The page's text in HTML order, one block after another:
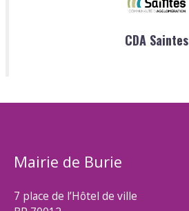
CDA Saintes
Mairie de Burie
7 place de l’Hôtel de ville